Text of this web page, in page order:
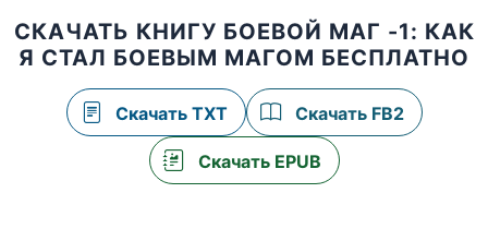
СКАЧАТЬ КНИГУ БОЕВОЙ МАГ -1: КАК
Я СТАЛ БОЕВЫМ МАГОМ БЕСПЛАТНО
Скачать TXT Скачать FB2
Скачать EPUB